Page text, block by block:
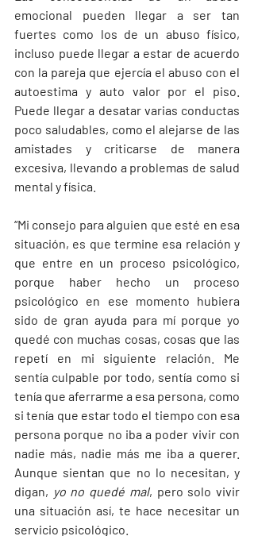
emocional pueden llegar a ser tan
fuertes como los de un abuso físico,
incluso puede llegar a estar de acuerdo
con la pareja que ejercía el abuso con el
autoestima y auto valor por el piso.
Puede llegar a desatar varias conductas
poco saludables, como el alejarse de las
amistades y criticarse de manera
excesiva, llevando a problemas de salud
mental y física.
“Mi consejo para alguien que esté en esa
situación, es que termine esa relación y
que entre en un proceso psicológico,
porque haber hecho un proceso
psicológico en ese momento hubiera
sido de gran ayuda para mí porque yo
quedé con muchas cosas, cosas que las
repetí en mi siguiente relación. Me
sentía culpable por todo, sentía como si
tenía que aferrarme a esa persona, como
si tenía que estar todo el tiempo con esa
persona porque no iba a poder vivir con
nadie más, nadie más me iba a querer.
Aunque sientan que no lo necesitan, y
digan, yo no quedé mal, pero solo vivir
una situación así, te hace necesitar un
servicio psicológico.